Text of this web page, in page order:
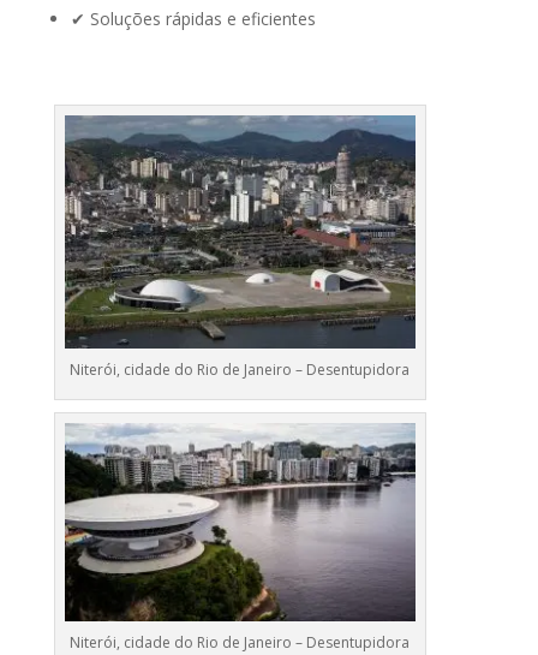
✔ Soluções rápidas e eficientes
Niterói, cidade do Rio de Janeiro – Desentupidora
Niterói, cidade do Rio de Janeiro – Desentupidora